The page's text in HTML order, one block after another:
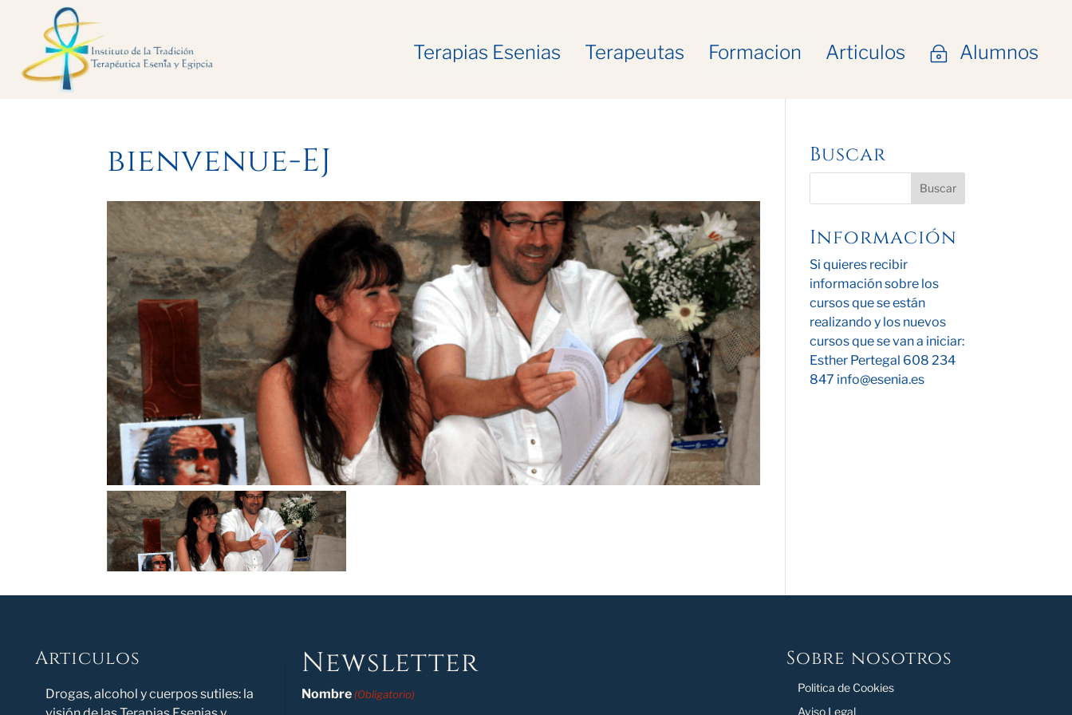
Terapias Esenias Terapeutas Formacion Articulos ~ Alumnos
bienvenue-EJ Buscar
Información
Si quieres recibir
información sobre los
cursos que se están
realizando y los nuevos
cursos que se van a iniciar:
Esther Pertegal 608 234
847 info@esenia.es
Articulos
Novedad
Drogas, alcohol y cuerpos sutiles: la
Newsletter
Nombre (Obligatorio)
Sobre nosotros
Politica de Cookies
Aviso Legal